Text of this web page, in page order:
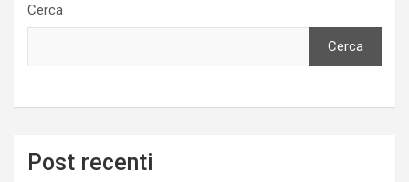
Cerca
Cerca
Post recenti